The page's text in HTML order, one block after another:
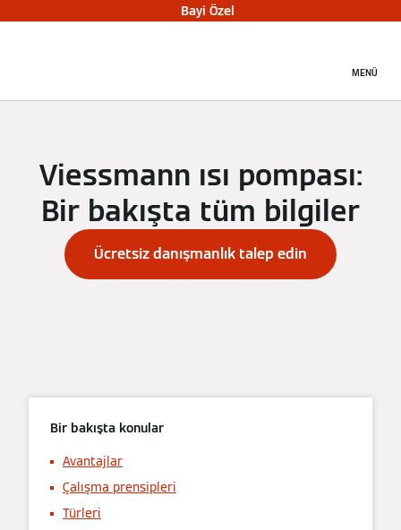
Bayi Özel
MENÜ
Viessmann ısı pompası:
Bir bakışta tüm bilgiler
Ücretsiz danışmanlık talep edin
Bir bakışta konular
Avantajlar
Çalışma prensipleri
Türleri